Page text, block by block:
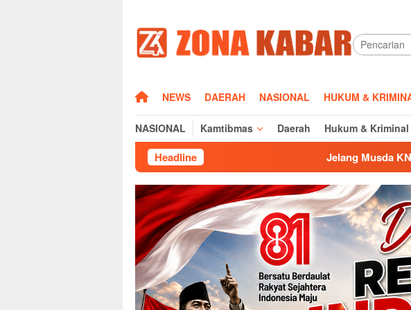
konten
HOMENEWS DAERAH NASIONAL HUKUM &
NASIONAL Kamtibmas Daerah Hukum & Kriminal
Headline Jelang Musda KNPI Majalengka, Nama